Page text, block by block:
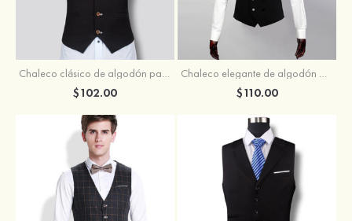
Chaleco clásico de algodón para hombre para bodas o fiestas
$102.00
Chaleco elegante de algodón para boda para negocios y casual
$110.00